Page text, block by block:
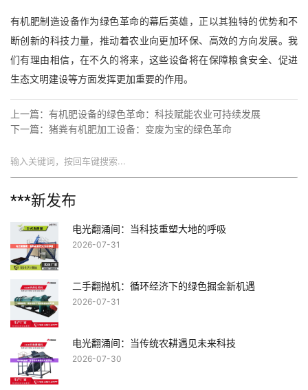
有机肥制造设备作为绿色革命的幕后英雄，正以其独特的优势和不
断创新的科技力量，推动着农业向更加环保、高效的方向发展。我
们有理由相信，在不久的将来，这些设备将在保障粮食安全、促进
生态文明建设等方面发挥更加重要的作用。
上一篇： 有机肥设备的绿色革命：科技赋能农业可持续发展
下一篇： 猪粪有机肥加工设备：变废为宝的绿色革命
***新发布
电光翻涌间：当科技重塑大地的呼吸
2026-07-31
二手翻抛机：循环经济下的绿色掘金新机遇
2026-07-31
电光翻涌间：当传统农耕遇见未来科技
2026-07-30